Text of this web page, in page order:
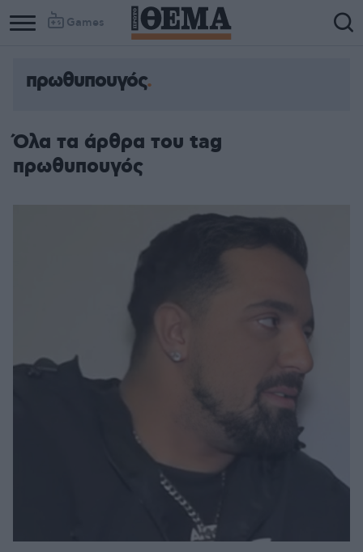
Games
πρωθυπουγός
Όλα τα άρθρα του tag
πρωθυπουγός